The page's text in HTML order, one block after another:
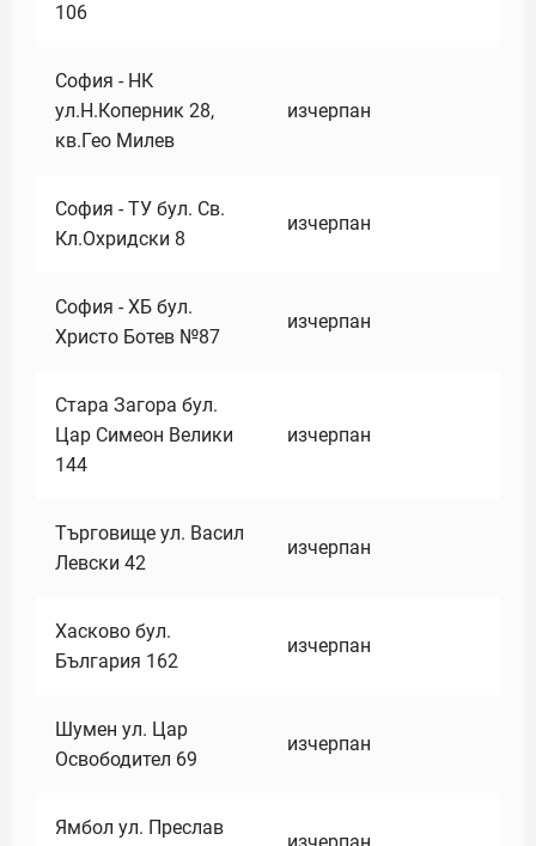
106
София - НК
ул.Н.Коперник 28,
кв.Гео Милев
изчерпан
София - ТУ бул. Св.
Кл.Охридски 8
изчерпан
София - ХБ бул.
Христо Ботев №87
изчерпан
Стара Загора бул.
Цар Симеон Велики
144
изчерпан
Търговище ул. Васил
Левски 42
изчерпан
Хасково бул.
България 162
изчерпан
Шумен ул. Цар
Освободител 69
изчерпан
Ямбол ул. Преслав